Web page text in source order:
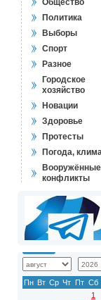
Общество
Политика
Выборы
Спорт
Разное
Городское
хозяйство
Новации
Здоровье
Протесты
Погода,
Вооружённые
конфликты
Пн Вт Ср Чт Пт Сб
1